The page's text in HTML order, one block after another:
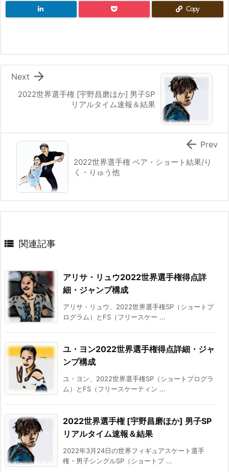
Copy
2022世界選手権 [宇野昌磨ほか] 男子SP
リアルタイム速報＆結果

Next
2022世界選手権 ペア・ショート結果/り
く・りゅう他
 Prev
 関連記事
アリサ・リュウ2022世界選手権得点詳
細・ジャンプ構成
アリサ・リュウ、2022世界選手権SP（ショートプ
ログラム）とFS（フリースケー ...
ユ・ヨン2022世界選手権得点詳細・ジャ
ンプ構成
ユ・ヨン、2022世界選手権SP（ショートプログラ
ム）とFS（フリースケーティン ...
2022世界選手権 [宇野昌磨ほか] 男子SP
リアルタイム速報＆結果
2022年3月24日の世界フィギュアスケート選手
権・男子シングルSP（ショートプ ...